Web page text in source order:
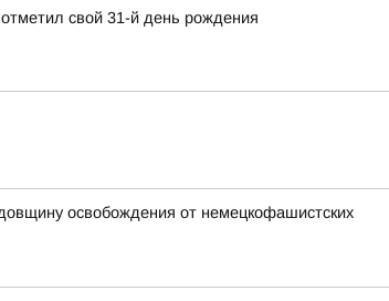
свой 31-й день рождения
освобождения от немецкофашистских